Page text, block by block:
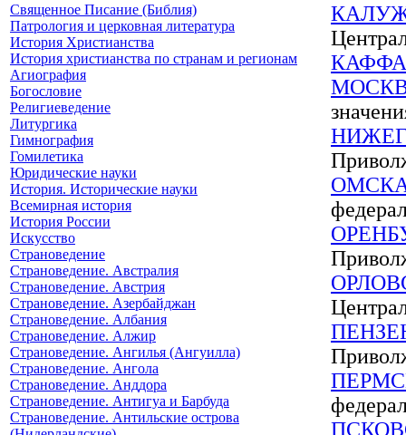
Священное Писание (Библия)
Патрология и церковная литература
История Христианства
История христианства по странам и регионам
Агиография
Богословие
Религиеведение
Литургика
Гимнография
Гомилетика
Юридические науки
История. Исторические науки
Всемирная история
История России
Искусство
Страноведение
Страноведение. Австралия
Страноведение. Австрия
Страноведение. Азербайджан
Страноведение. Албания
Страноведение. Алжир
Страноведение. Ангилья (Ангуилла)
Страноведение. Ангола
Страноведение. Анддора
Страноведение. Антигуа и Барбуда
Страноведение. Антильские острова
КАФФА